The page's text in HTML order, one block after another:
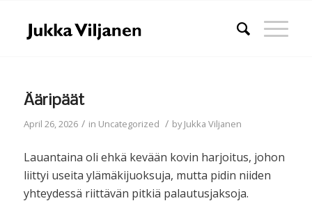
Ääripäät
April 26, 2026 / in Uncategorized / byJukka Viljanen
Lauantaina oli ehkä kevään kovin harjoitus, johon
liittyi useita ylämäkijuoksuja, mutta pidin niiden
yhteydessä riittävän pitkiä palautusjaksoja.